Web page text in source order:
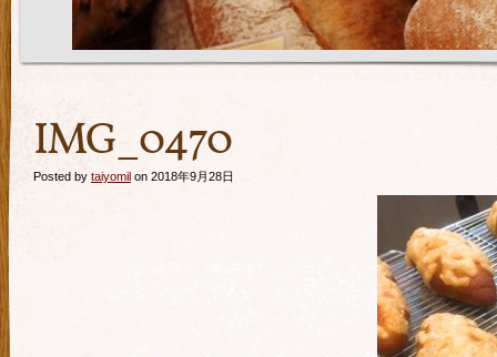
IMG_0470
Posted by taiyomil on 2018年9月28日